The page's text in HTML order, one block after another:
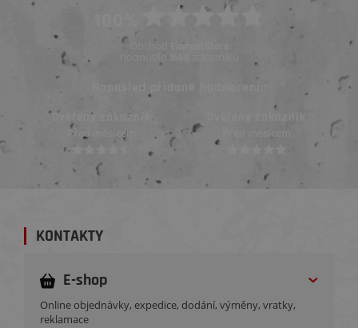
Obchod ElementStore
hodnotilo
Naposled přidané hodnocení::
Ověřený zákazník
Před měsícem
KONTAKTY
E-shop
Online objednávky, expedice, dodání, výměny, vratky,
reklamace